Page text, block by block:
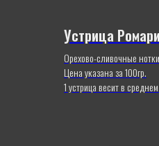
Устрица
Орехово-сливочные
Цена указана за 100гр.
1 устрица весит в